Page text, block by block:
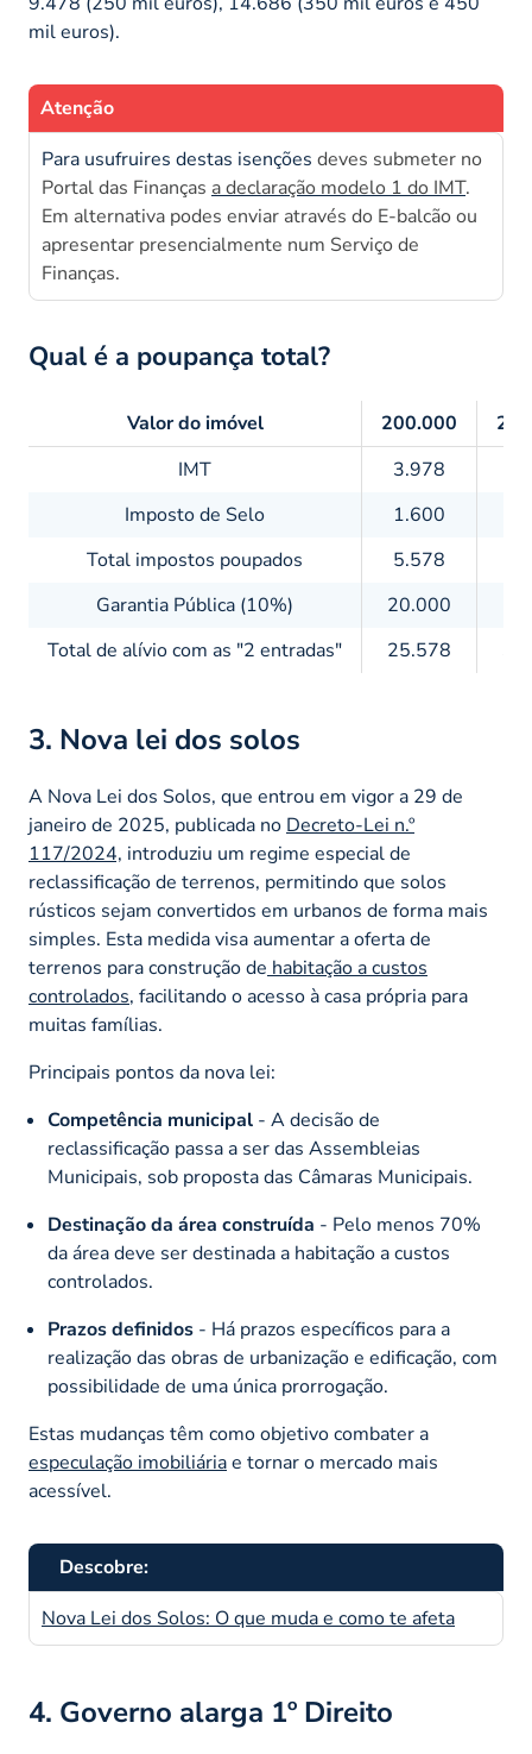
mil euros).
Atenção
Para usufruires destas isenções deves submeter no
Portal das Finanças a declaração modelo 1 do IMT.
Em alternativa podes enviar através do E-balcão ou
apresentar presencialmente num Serviço de
Finanças.
Qual é a poupança total?
Valor do imóvel 200.000
IMT
3.978
Imposto de Selo
1.600
Total impostos poupados
5.578
Garantia Pública (10%)
20.000
Total de alívio com as "2 entradas"
25.578
3. Nova lei dos solos
A Nova Lei dos Solos, que entrou em vigor a 29 de
janeiro de 2025, publicada no Decreto-Lei n.º
117/2024, introduziu um regime especial de
reclassificação de terrenos, permitindo que solos
rústicos sejam convertidos em urbanos de forma mais
simples. Esta medida visa aumentar a oferta de
terrenos para construção de habitação a custos
controlados, facilitando o acesso à casa própria para
muitas famílias.
Principais pontos da nova lei:
Competência municipal - A decisão de
reclassificação passa a ser das Assembleias
Municipais, sob proposta das Câmaras Municipais.​
Destinação da área construída - Pelo menos 70%
da área deve ser destinada a habitação a custos
controlados.​
Prazos definidos - Há prazos específicos para a
realização das obras de urbanização e edificação, com
possibilidade de uma única prorrogação.
Estas mudanças têm como objetivo combater a
especulação imobiliáriae tornar o mercado mais
acessível.​
Descobre:
Nova Lei dos Solos: O que muda e como te afeta
4. Governo alarga 1º Direito